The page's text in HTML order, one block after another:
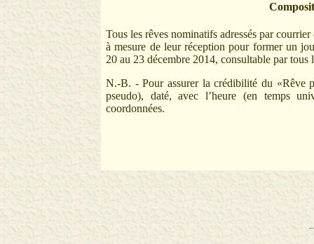
Tous les rêves nominatifs adressés par
à mesure de leur réception pour former un
20 au 23 décembre 2014, consultable par
N.-B. - Pour assurer la crédibilité du «Rêve
pseudo), daté, avec l’heure (en temps
coordonnées.